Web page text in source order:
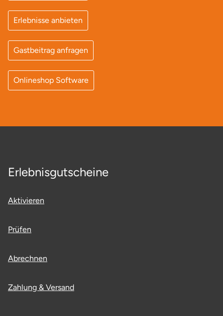
Erlebnisse anbieten
Gastbeitrag anfragen
Onlineshop Software
Erlebnisgutscheine
Aktivieren
Prüfen
Abrechnen
Zahlung & Versand